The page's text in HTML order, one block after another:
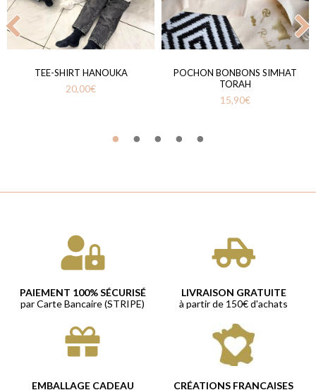
TEE-SHIRT HANOUKA
20,00€
POCHON BONBONS SIMHAT
TORAH
15,90€
PAIEMENT 100% SÉCURISÉ
par Carte Bancaire (STRIPE)
LIVRAISON GRATUITE
à partir de 150€ d'achats
EMBALLAGE CADEAU
CRÉATIONS FRANCAISES